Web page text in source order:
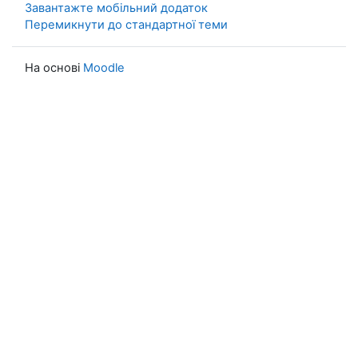
Завантажте мобільний додаток
Перемикнути до стандартної теми
На основі Moodle